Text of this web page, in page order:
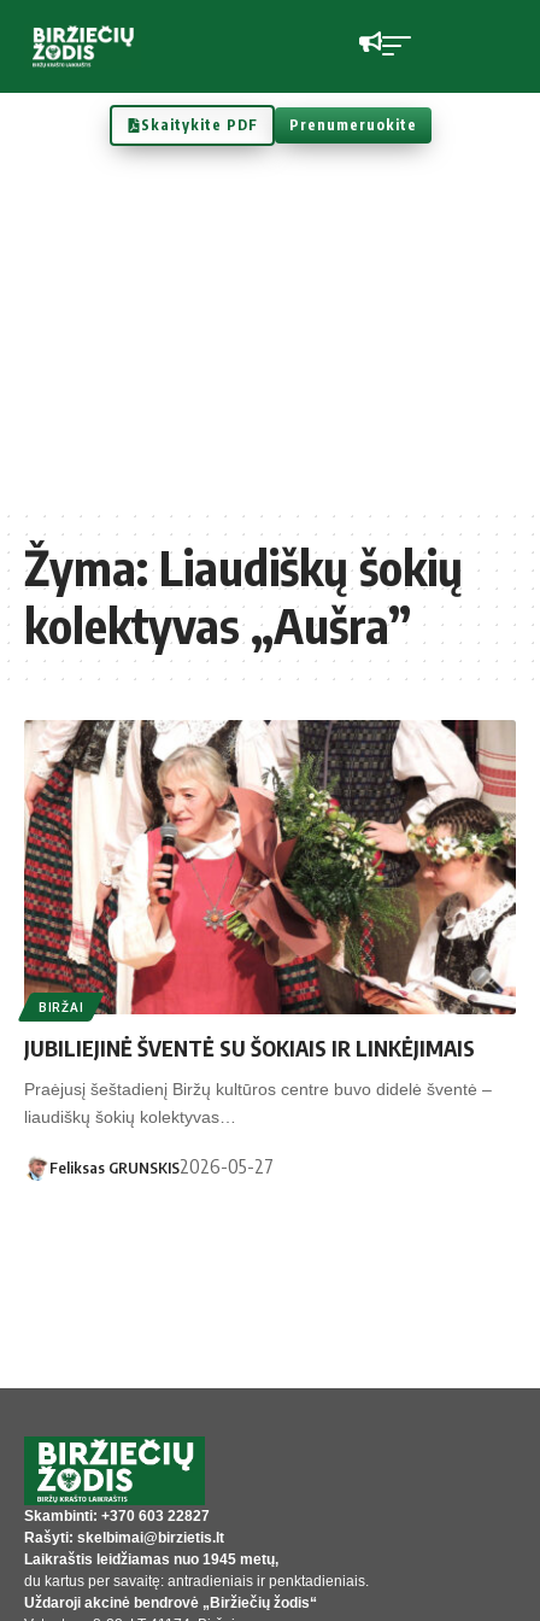
Skaitykite PDF Prenumeruokite
Žyma:Liaudiškų šokių
kolektyvas „Aušra”
BIRŽAI
JUBILIEJINĖ ŠVENTĖ SU ŠOKIAIS IR LINKĖJIMAIS
Praėjusį šeštadienį Biržų kultūros centre buvo didelė šventė –
liaudiškų šokių kolektyvas…
Feliksas GRUNSKIS2026-05-27
Skambinti: +370 603 22827
Rašyti: skelbimai@birzietis.lt
Laikraštis leidžiamas nuo 1945 metų,
du kartus per savaitę: antradieniais ir penktadieniais.
Uždaroji akcinė bendrovė „Biržiečių žodis“